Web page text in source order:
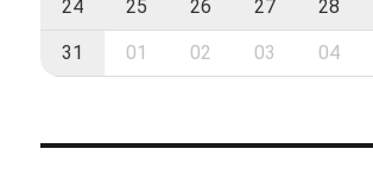
24 25 26 27 28
31 01 02 03 04